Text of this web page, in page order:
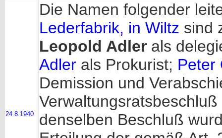
24.8.1940
Die Namen folgender
Lederfabrik, in Wiltz sind
Leopold Adler als
Adler als Prokurist; Peter
Demission und
denselben Beschluß